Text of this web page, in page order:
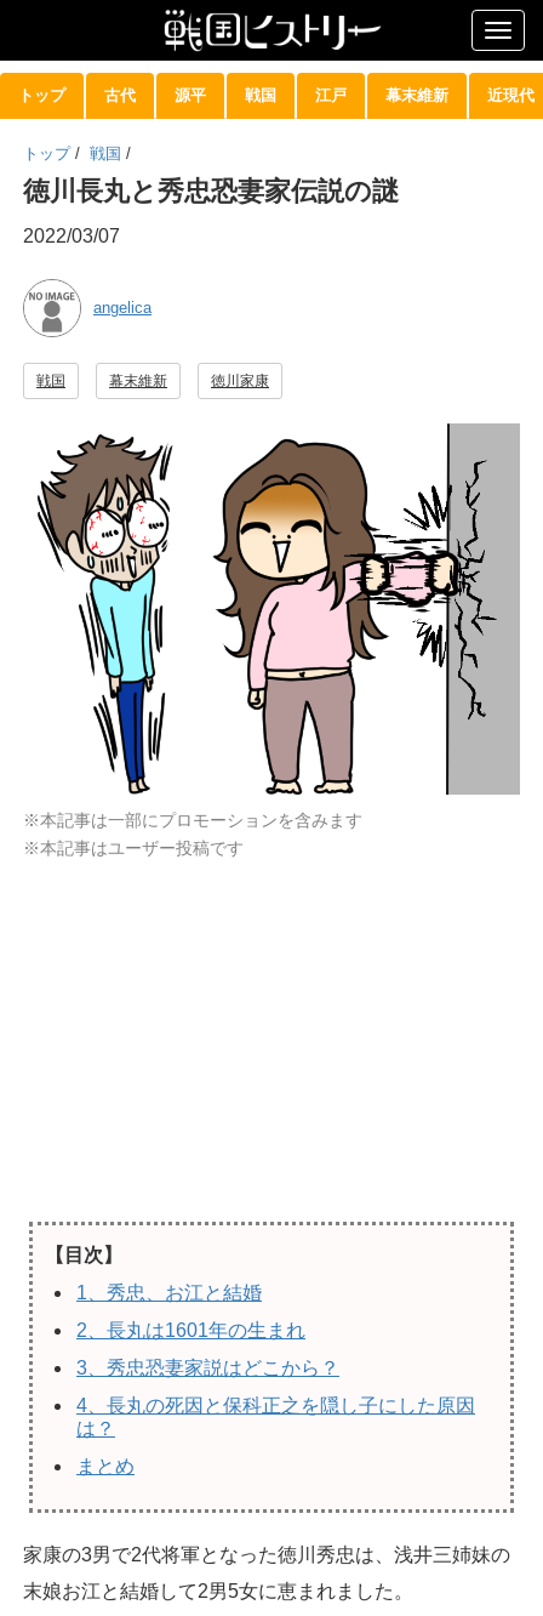
トップ 古代 源平 戦国 江戸 幕末維新 近現代
トップ / 戦国 /
徳川長丸と秀忠恐妻家伝説の謎
2022/03/07
angelica
戦国 幕末維新 徳川家康
※本記事は一部にプロモーションを含みます
※本記事はユーザー投稿です
【目次】
1、秀忠、お江と結婚
2、長丸は1601年の生まれ
3、秀忠恐妻家説はどこから？
4、長丸の死因と保科正之を隠し子にした原因
は？
まとめ
家康の3男で2代将軍となった徳川秀忠は、浅井三姉妹の
末娘お江と結婚して2男5女に恵まれました。